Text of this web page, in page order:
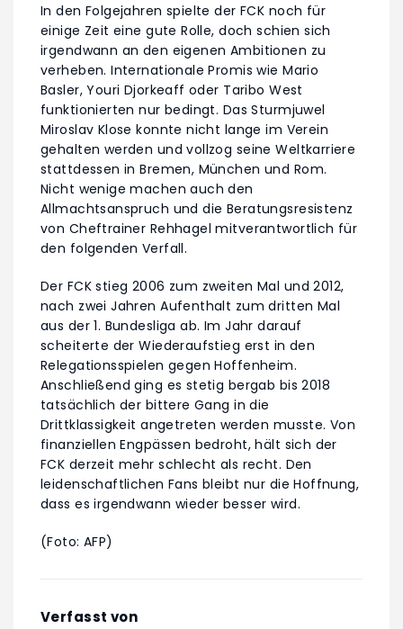
In den Folgejahren spielte der FCK noch für
einige Zeit eine gute Rolle, doch schien sich
irgendwann an den eigenen Ambitionen zu
verheben. Internationale Promis wie Mario
Basler, Youri Djorkeaff oder Taribo West
funktionierten nur bedingt. Das Sturmjuwel
Miroslav Klose konnte nicht lange im Verein
gehalten werden und vollzog seine Weltkarriere
stattdessen in Bremen, München und Rom.
Nicht wenige machen auch den
Allmachtsanspruch und die Beratungsresistenz
von Cheftrainer Rehhagel mitverantwortlich für
den folgenden Verfall.
Der FCK stieg 2006 zum zweiten Mal und 2012,
nach zwei Jahren Aufenthalt zum dritten Mal
aus der 1. Bundesliga ab. Im Jahr darauf
scheiterte der Wiederaufstieg erst in den
Relegationsspielen gegen Hoffenheim.
Anschließend ging es stetig bergab bis 2018
tatsächlich der bittere Gang in die
Drittklassigkeit angetreten werden musste. Von
finanziellen Engpässen bedroht, hält sich der
FCK derzeit mehr schlecht als recht. Den
leidenschaftlichen Fans bleibt nur die Hoffnung,
dass es irgendwann wieder besser wird.
(Foto: AFP)
Verfasst von